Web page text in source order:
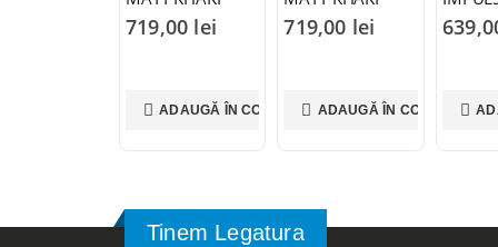
ORANGE – XS
719,00 lei
ADAUGĂ ÎN COȘ
ORANGE – S
719,00 lei
ADAUGĂ ÎN COȘ
Lucios/
Tinem Legatura